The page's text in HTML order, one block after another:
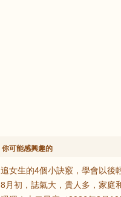
你可能感興趣的
追女生的4個小訣竅，學會以後
8月初，誌氣大，貴人多，家庭